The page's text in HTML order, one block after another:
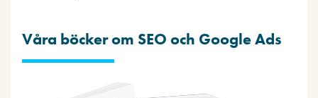
Våra böcker om SEO och Google Ads